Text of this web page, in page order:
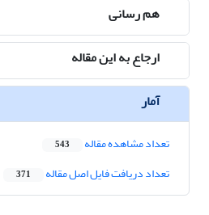
هم رسانی
ارجاع به این مقاله
آمار
تعداد مشاهده مقاله 543
تعداد دریافت فایل اصل مقاله 371